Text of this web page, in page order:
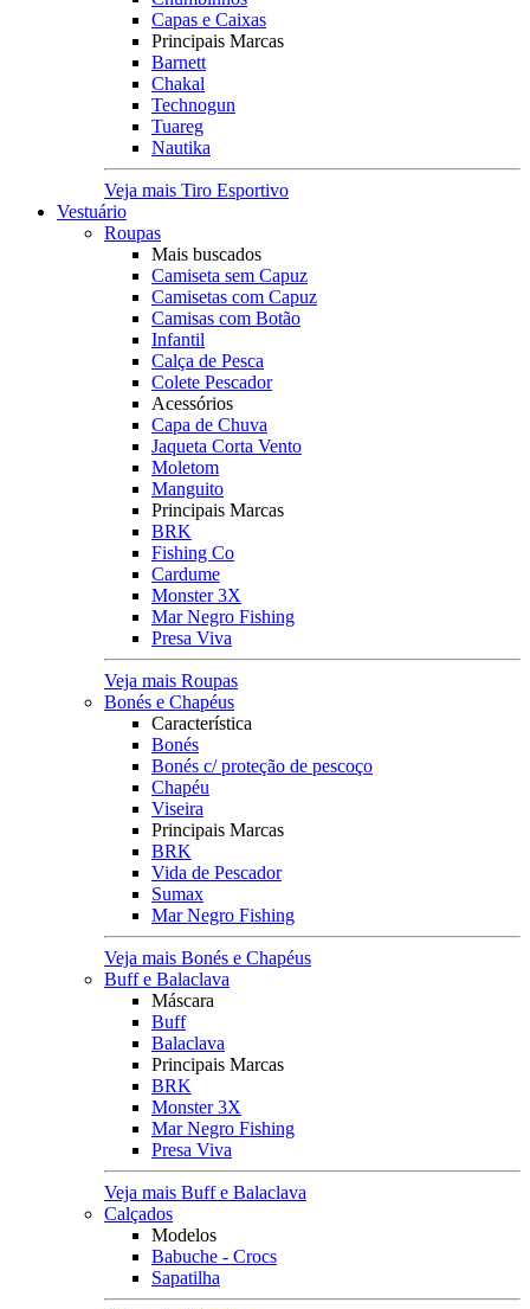
Capas e Caixas
Principais Marcas
Barnett
Chakal
Technogun
Tuareg
Nautika
Veja mais Tiro Esportivo
Vestuário
Roupas
Mais buscados
Camiseta sem Capuz
Camisetas com Capuz
Camisas com Botão
Infantil
Calça de Pesca
Colete Pescador
Acessórios
Capa de Chuva
Jaqueta Corta Vento
Moletom
Manguito
Principais Marcas
BRK
Fishing Co
Cardume
Monster 3X
Mar Negro Fishing
Presa Viva
Veja mais Roupas
Bonés e Chapéus
Característica
Bonés
Bonés c/ proteção de pescoço
Chapéu
Viseira
Principais Marcas
BRK
Vida de Pescador
Sumax
Mar Negro Fishing
Veja mais Bonés e Chapéus
Buff e Balaclava
Máscara
Buff
Balaclava
Principais Marcas
BRK
Monster 3X
Mar Negro Fishing
Presa Viva
Veja mais Buff e Balaclava
Calçados
Modelos
Babuche - Crocs
Sapatilha